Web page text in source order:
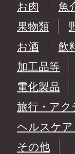
お肉
魚
果物類
お酒
飲
加工品等
電化製品
旅行・アク
ヘルスケア
その他